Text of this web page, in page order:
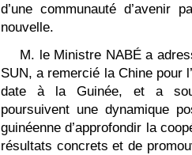
d’une communauté d’avenir
nouvelle.
M. le Ministre NABÉ a
SUN, a remercié la Chine pour
date à la Guinée, et a
poursuivent une dynamique
guinéenne d’approfondir la
résultats concrets et de